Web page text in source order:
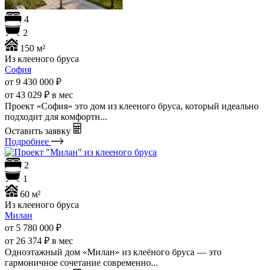
4
2
150 м²
Из клееного бруса
София
от 9 430 000 ₽
от 43 029 ₽ в мес
Проект «София» это дом из клееного бруса, который идеально
подходит для комфортн...
Оставить заявку
Подробнее
2
1
60 м²
Из клееного бруса
Милан
от 5 780 000 ₽
от 26 374 ₽ в мес
Одноэтажный дом «Милан» из клеёного бруса — это
гармоничное сочетание современно...